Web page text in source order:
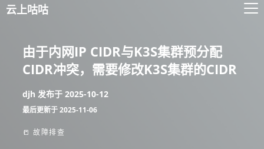
云上咕咕
由于内网IP CIDR与K3S集群预分配
CIDR冲突，需要修改K3S集群的CIDR
djh 发布于 2025-10-12
最后更新于2025-11-06
📒 故障排查